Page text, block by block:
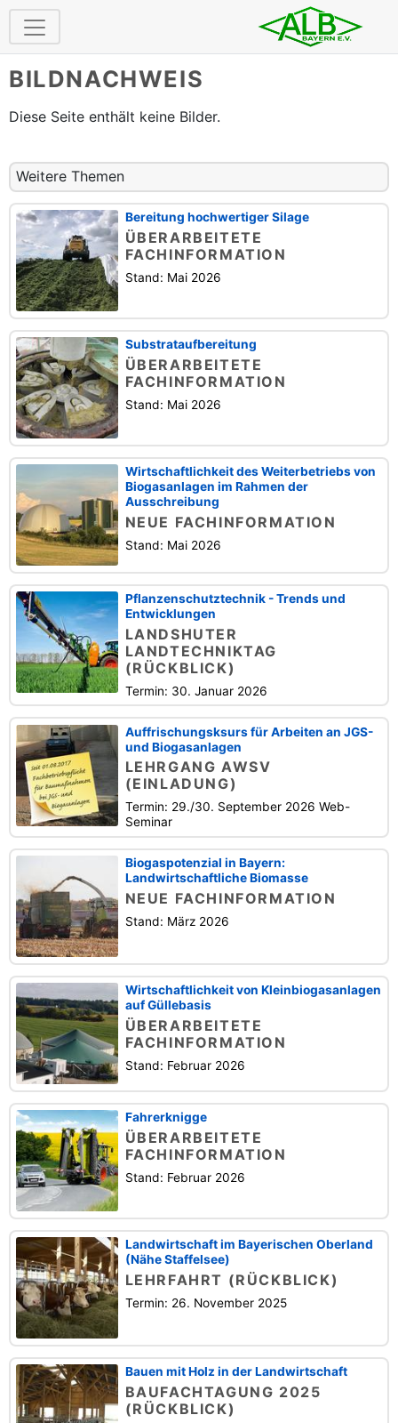
BILDNACHWEIS
Diese Seite enthält keine Bilder.
Weitere Themen
Bereitung hochwertiger Silage
ÜBERARBEITETE
FACHINFORMATION
Stand: Mai 2026
Substrataufbereitung
ÜBERARBEITETE
FACHINFORMATION
Stand: Mai 2026
Wirtschaftlichkeit des Weiterbetriebs von
Biogasanlagen im Rahmen der
Ausschreibung
NEUE FACHINFORMATION
Stand: Mai 2026
Pflanzenschutztechnik - Trends und
Entwicklungen
LANDSHUTER
LANDTECHNIKTAG
(RÜCKBLICK)
Termin: 30. Januar 2026
Auffrischungsksurs für Arbeiten an JGS-
und Biogasanlagen
LEHRGANG AWSV
(EINLADUNG)
Termin: 29./30. September 2026 Web-
Seminar
Biogaspotenzial in Bayern:
Landwirtschaftliche Biomasse
NEUE FACHINFORMATION
Stand: März 2026
Wirtschaftlichkeit von Kleinbiogasanlagen
auf Güllebasis
ÜBERARBEITETE
FACHINFORMATION
Stand: Februar 2026
Fahrerknigge
ÜBERARBEITETE
FACHINFORMATION
Stand: Februar 2026
Landwirtschaft im Bayerischen Oberland
(Nähe Staffelsee)
LEHRFAHRT (RÜCKBLICK)
Termin: 26. November 2025
Bauen mit Holz in der Landwirtschaft
BAUFACHTAGUNG 2025
(RÜCKBLICK)